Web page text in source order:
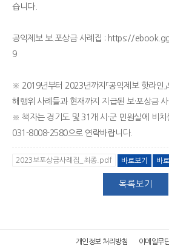
습니다.
공익제보 보.포상금 사례집 : https://
9
※ 2019년부터 2023년까지「공익제보 핫라인
해행위 사례들과 현재까지 지급된 보·포상금
※ 책자는 경기도 및 31개 시·군 민원실에 비치
031-8008-2580으로 연락바랍니다.
2023보포상금사례집_최종.pdf 바로보기 바
목록보기
개인정보 처리방침 이메일무